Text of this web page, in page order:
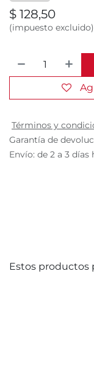
$ 128,50
(impuesto excluido)
Términos y
Garantía de
Envío: de 2 a 3 días
Estos productos